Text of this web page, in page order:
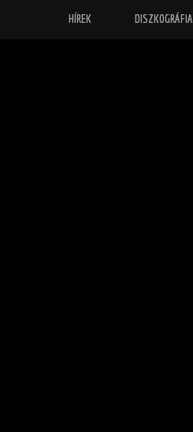
HÍREK DISZKOGRÁFIA